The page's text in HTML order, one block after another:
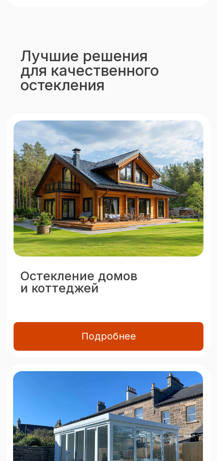
Подробнее
Остекление веранд
и террас
Остекление балконов
и лоджий